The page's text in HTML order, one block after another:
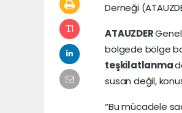
Derneği
ATAUZDER
bölgede bölge
teşkilatlanma
susan değil,
“Bu mücadele